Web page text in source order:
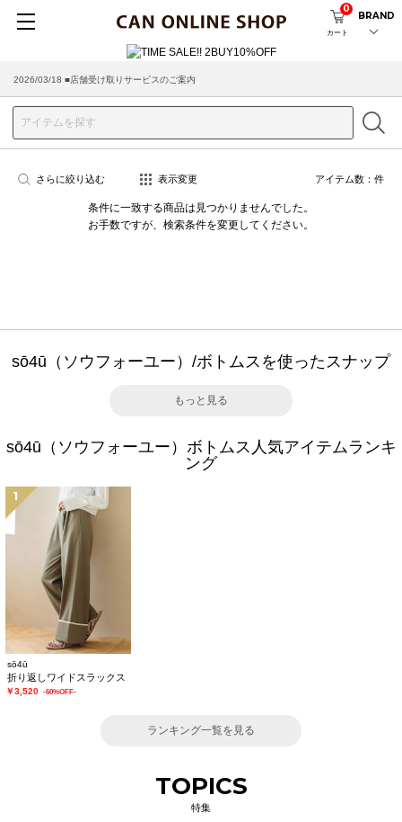
カート
0
BRAND
2026/03/18 ■店舗受け取りサービスのご案内
さらに絞り込む 表示変更 アイテム数： 件
条件に一致する商品は見つかりませんでした。
お手数ですが、検索条件を変更してください。
sō4ū（ソウフォーユー）/ボトムスを使ったスナップ
もっと見る
sō4ū（ソウフォーユー）ボトムス人気アイテムランキ
ング
1
sō4ū
折り返しワイドスラックス
￥3,520 -60%OFF-
ランキング一覧を見る
TOPICS
特集